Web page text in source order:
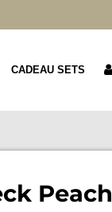
CADEAU SETS
Peach